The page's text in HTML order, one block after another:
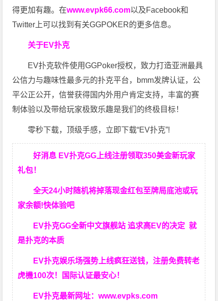
得更加有趣。在www.evpk66.com以及Facebook和
Twitter上可以找到有关GGPOKER的更多信息。
关于EV扑克
EV扑克软件使用GGPoker授权，致力打造亚洲最具
公信力与趣味性最多元的扑克平台，bmm发牌认证，公
平公正公开，信誉获得国内外用户肯定支持，丰富的赛
制体验以及带给玩家极致乐趣是我们的终极目标！
零秒下载，顶级手感，立即下载“EV扑克”!
好消息 EV扑克GG上线注册领取350美金新玩家
礼包！
全天24小时随机将掉落现金红包至牌局底池或玩
家余额!快体验吧
EV扑克GG全新中文旗舰站 追求高EV的决定就
是扑克的本质
EV扑克娱乐场强势上线疯狂送钱，注册免费转老
虎機100次！国际认证最安心！
EV扑克最新网址：www.evpks.com